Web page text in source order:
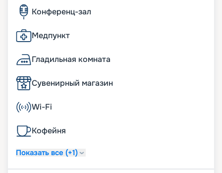
Конференц-зал
Медпункт
Гладильная комната
Сувенирный магазин
Wi-Fi
Кофейня
Показать все (+1)